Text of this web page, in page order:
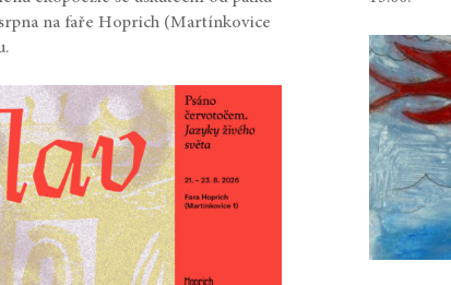
na faře Hoprich (Martínkovice